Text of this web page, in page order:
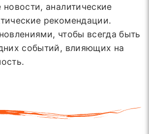
новости, аналитические
рекомендации.
чтобы всегда быть
событий, влияющих на